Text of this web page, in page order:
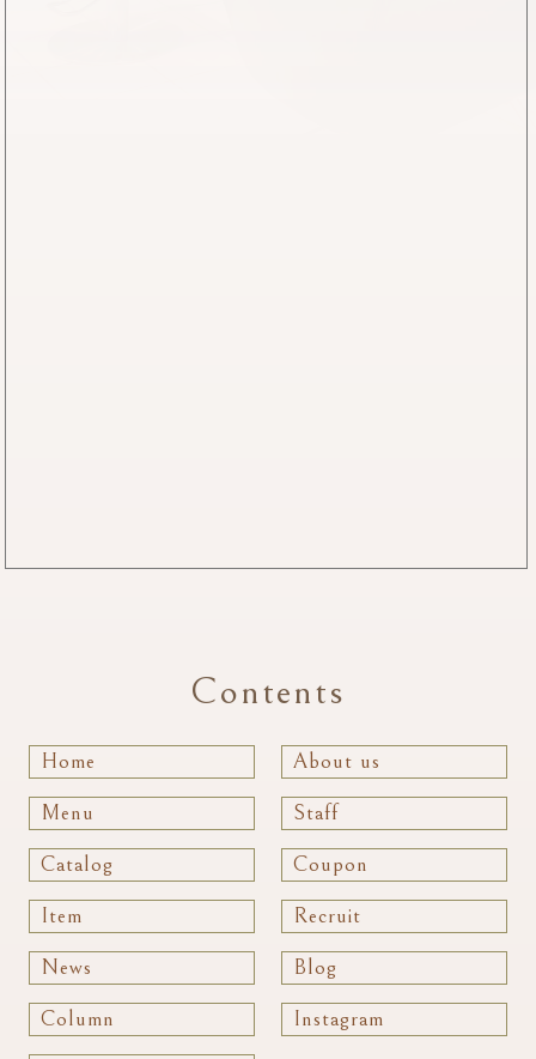
Contents
Home About us
Menu Staff
Catalog Coupon
Item Recruit
News Blog
Column Instagram